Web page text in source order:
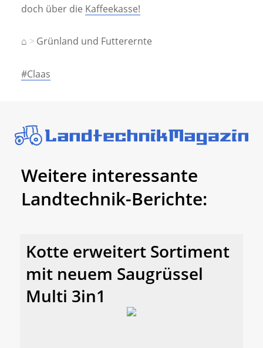
doch über die Kaffeekasse!
⌂ Grünland und Futterernte
#Claas
Weitere interessante
Landtechnik-Berichte:
Kotte erweitert Sortiment
mit neuem Saugrüssel
Multi 3in1